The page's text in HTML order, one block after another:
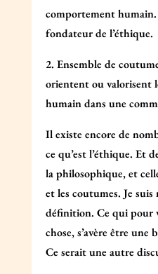
comportement
fondateur de l’éthique.
2. Ensemble de
orientent ou valorisent
humain dans une
Il existe encore de
ce qu’est l’éthique. Et
la philosophique, et
et les coutumes. Je
définition. Ce qui pour
chose, s’avère être une
Ce serait une autre